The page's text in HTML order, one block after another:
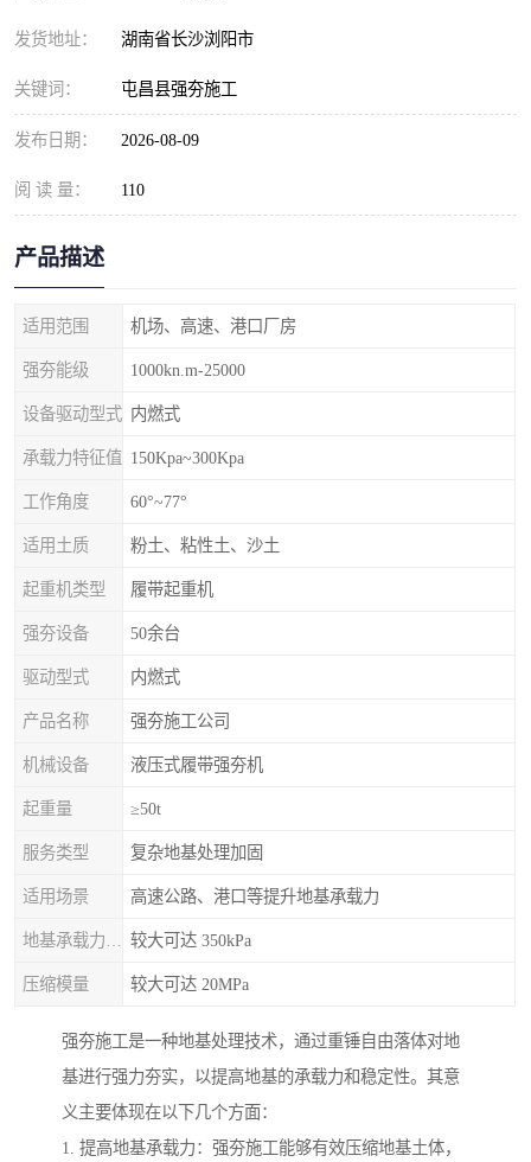
发货地址： 湖南省长沙浏阳市
关键词： 屯昌县强夯施工
发布日期： 2026-08-09
阅 读 量： 110
产品描述
适用范围 机场、高速、港口厂房
强夯能级 1000kn.m-25000
设备驱动型式 内燃式
承载力特征值 150Kpa~300Kpa
工作角度 60°~77°
适用土质 粉土、粘性土、沙土
起重机类型 履带起重机
强夯设备 50余台
驱动型式 内燃式
产品名称 强夯施工公司
机械设备 液压式履带强夯机
起重量 ≥50t
服务类型 复杂地基处理加固
适用场景 高速公路、港口等提升地基承载力
较大可达 350kPa
压缩模量 较大可达 20MPa
强夯施工是一种地基处理技术，通过重锤自由落体对地
基进行强力夯实，以提高地基的承载力和稳定性。其意
义主要体现在以下几个方面：
1. 提高地基承载力：强夯施工能够有效压缩地基土体，